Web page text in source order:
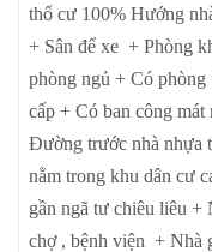
thổ cư 100% Hướng
+ Sân để xe + Phòng
phòng ngủ + Có phòng
cấp + Có ban công
Đường trước nhà nhựa
nằm trong khu dân cư
gần ngã tư chiêu liêu +
chợ , bệnh viện + Nhà